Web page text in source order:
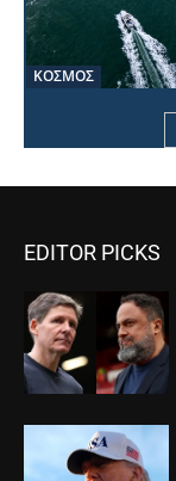
ΚΟΣΜΟΣ
EDITOR PICKS